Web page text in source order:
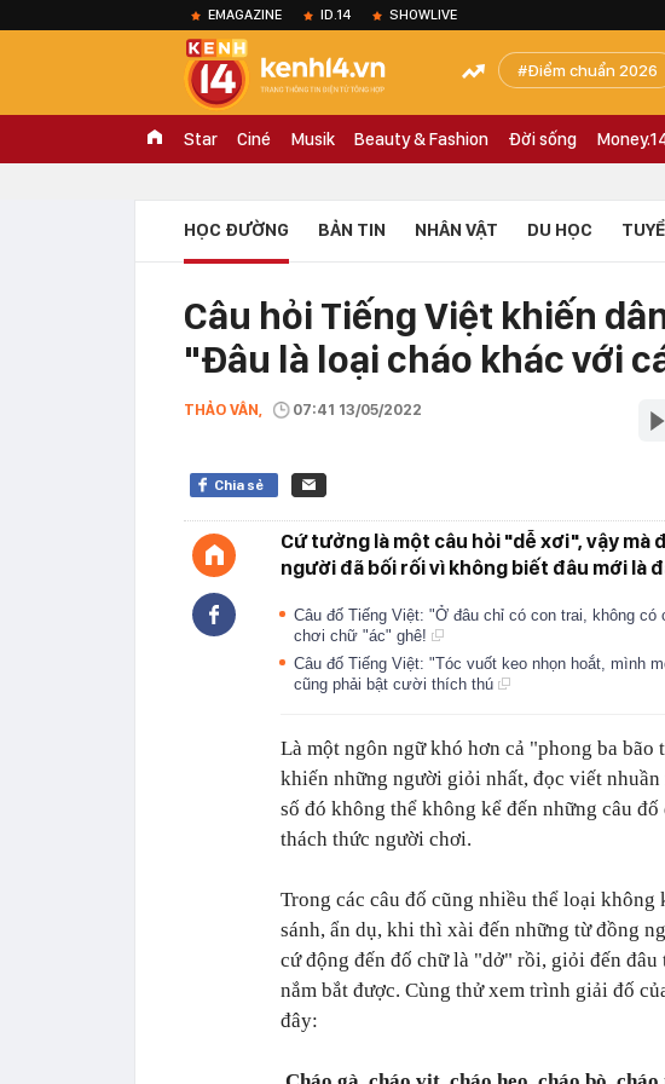
EMAGAZINE ID.14 SHOWLIVE
Điểm chuẩn 2026
Star Ciné Musik Beauty & Fashion Đời sống
HỌC ĐƯỜNG BẢN TIN NHÂN VẬT DU HỌC
Câu hỏi Tiếng Việt khiến
"Đâu là loại cháo khác với
THẢO VÂN, 07:41 13/05/2022
Chia sẻ
Cứ tưởng là một câu hỏi "dễ xơi", vậy mà
người đã bối rối vì không biết đâu mới là
Câu đố Tiếng Việt: "Ở đâu chỉ có con trai, không
chơi chữ "ác" ghê!
Câu đố Tiếng Việt: "Tóc vuốt keo nhọn hoắt, mình
cũng phải bật cười thích thú
Là một ngôn ngữ khó hơn cả "phong ba bão
khiến những người giỏi nhất, đọc viết
số đó không thể không kể đến những câu
thách thức người chơi.
Trong các câu đố cũng nhiều thể loại không
sánh, ẩn dụ, khi thì xài đến những từ đồng
cứ động đến đố chữ là "dở" rồi, giỏi đến
nắm bắt được. Cùng thử xem trình giải đố
đây: